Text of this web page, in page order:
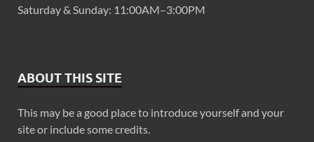
Saturday & Sunday: 11:00AM–3:00PM
ABOUT THIS SITE
This may be a good place to introduce yourself and your
site or include some credits.